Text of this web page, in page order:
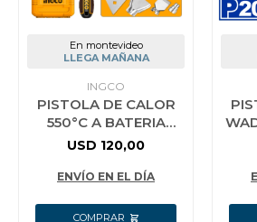
En montevideo
LLEGA MAÑANA
INGCO
PISTOLA DE CALOR
550°C A BATERIA
P20S 20V + BAT
VALIJA + ACCE
USD 120,00
ENVÍO EN EL DÍA